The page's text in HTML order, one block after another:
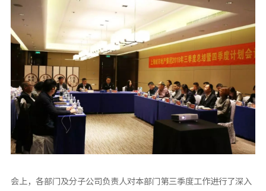
会上，各部门及分子公司负责人对本部门第三季度工作进行了深入